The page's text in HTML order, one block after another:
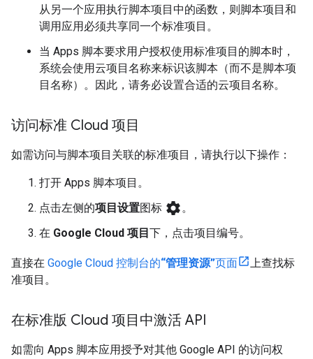
从另一个应用执行脚本项目中的函数，则脚本项目和
调用应用必须共享同一个标准项目。
当 Apps 脚本要求用户授权使用标准项目的脚本时，
系统会使用云项目名称来标识该脚本（而不是脚本项
目名称）。因此，请务必设置合适的云项目名称。
访问标准 Cloud 项目
如需访问与脚本项目关联的标准项目，请执行以下操作：
打开 Apps 脚本项目。
点击左侧的项目设置图标 settings。
在 Google Cloud 项目下，点击项目编号。
直接在 Google Cloud 控制台的“管理资源”页面
上查找标
准项目。
在标准版 Cloud 项目中激活 API
如需向 Apps 脚本应用授予对其他 Google API 的访问权